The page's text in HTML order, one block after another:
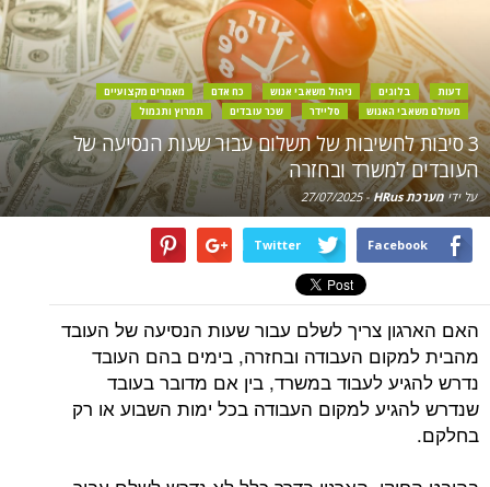
דעות בלוגים ניהול משאבי אנוש כח אדם
מאמרים מקצועיים
מעולם משאבי האנוש
סליידר שכר עובדים תמרוץ ותגמול
3 סיבות לחשיבות של תשלום עבור שעות הנסיעה של
העובדים למשרד ובחזרה
על ידי מערכת HRus -
27/07/2025
Facebook
Twitter
האם הארגון צריך לשלם עבור שעות הנסיעה של העובד
מהבית למקום העבודה ובחזרה, בימים בהם העובד
נדרש להגיע לעבוד במשרד, בין אם מדובר בעובד
שנדרש להגיע למקום העבודה בכל ימות השבוע או רק
בחלקם.